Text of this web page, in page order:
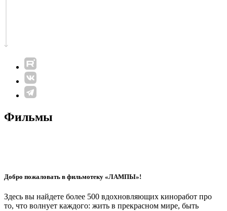
Фильмы
Добро пожаловать в фильмотеку «ЛАМПЫ»!
Здесь вы найдете более 500 вдохновляющих киноработ про
то, что волнует каждого: жить в прекрасном мире, быть